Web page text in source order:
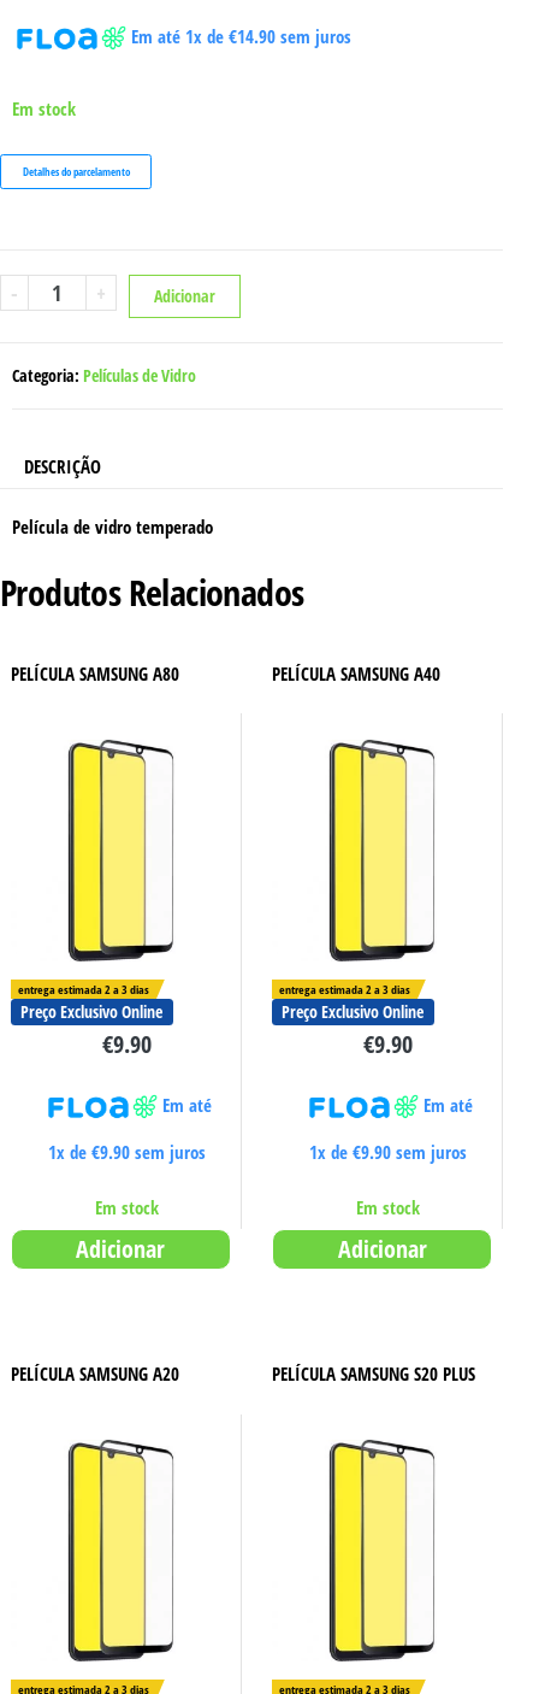
Em até 1x de €14.90sem juros
Em stock
Detalhes do parcelamento
- Quantidade
PELÍCULA
8
PRO
+ Adicionar
Categoria: Películas de Vidro
DESCRIÇÃO
Película de vidro temperado
Produtos Relacionados
PELÍCULA SAMSUNG A80
entrega estimada 2 a 3 dias
Preço Exclusivo Online
€9.90
Em até
1x de €9.90sem juros
Em stock
Adicionar
PELÍCULA SAMSUNG A40
entrega estimada 2 a 3 dias
Preço Exclusivo Online
€9.90
Em até
1x de€9.90 sem juros
Em stock
Adicionar
PELÍCULA SAMSUNG A20
entrega estimada 2 a 3 dias
PELÍCULA SAMSUNG S20 PLUS
entrega estimada 2 a 3 dias